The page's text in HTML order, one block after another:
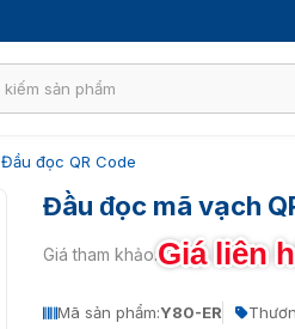
Đầu đọc QR Code
Đầu đọc mã vạch
Giá tham khảo:Giá liên
Mã sản phẩm:Y80-ER